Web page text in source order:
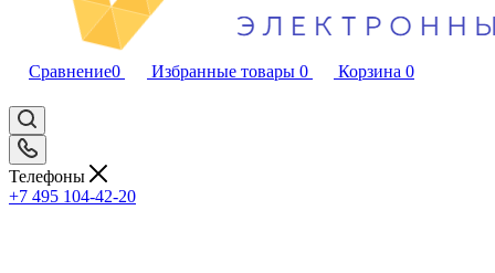
Сравнение0 Избранные товары 0 Корзина 0
Телефоны
+7 495 104-42-20